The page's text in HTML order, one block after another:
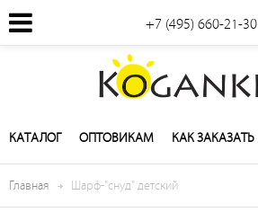
+7 (495) 660-21-30
КАТАЛОГ ОПТОВИКАМ КАК ЗАКАЗАТЬ
Главная Шарф-"снуд" детский